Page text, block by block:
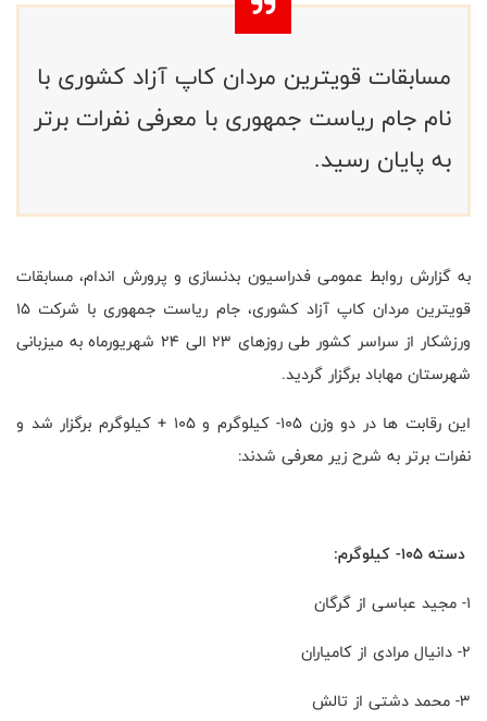
مسابقات قویترین مردان کاپ آزاد کشوری با
نام جام ریاست جمهوری با معرفی نفرات برتر
به پایان رسید.
به گزارش روابط عمومی فدراسیون بدنسازی و پرورش اندام، مسابقات
قویترین مردان کاپ آزاد کشوری، جام ریاست جمهوری با شرکت ۱۵
ورزشکار از سراسر کشور طی روزهای ۲۳ الی ۲۴ شهریورماه به میزبانی
شهرستان مهاباد برگزار گردید.
این رقابت ها در دو وزن 105- کیلوگرم و 105 + کیلوگرم برگزار شد و
نفرات برتر به شرح زیر معرفی شدند:
دسته ۱۰۵- کیلوگرم:
۱- مجید عباسی از گرگان
۲- دانیال مرادی از کامیاران
۳- محمد دشتی از تالش